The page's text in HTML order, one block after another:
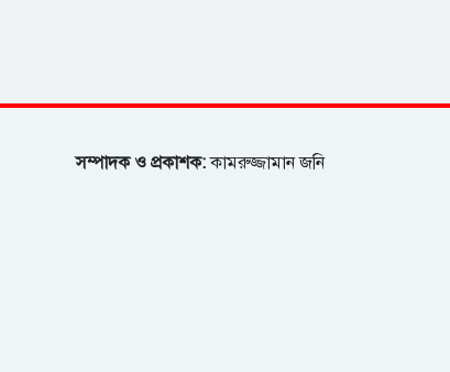
সম্পাদক ও প্রকাশক:কামরুজ্জামান জনি